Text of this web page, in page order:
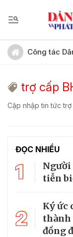
Công tác
trợ cấp
Cập nhập tin tức trợ
ĐỌC NHIỀU
1
Người
tiễn
2
Ký ức
thành
đồng